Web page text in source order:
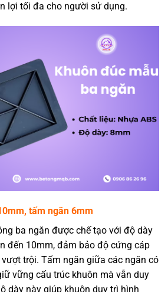
lợi tối đa cho người sử dụng.
tấm ngăn 6mm
ba ngăn được chế tạo với độ dày
đến 10mm, đảm bảo độ cứng cáp
trội. Tấm ngăn giữa các ngăn có
vững cấu trúc khuôn mà vẫn duy
dày này giúp khuôn duy trì hình